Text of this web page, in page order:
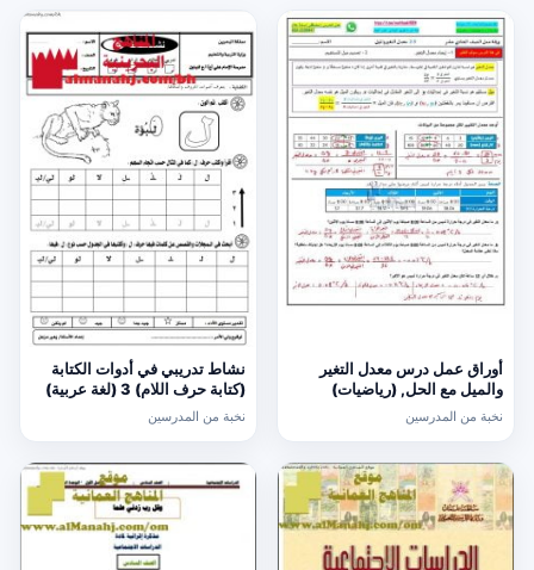
أوراق عمل درس معدل التغير
والميل مع الحل, (رياضيات)
الحادي عشر العام
نخبة من المدرسين
نشاط تدريبي في أدوات الكتابة
(كتابة حرف اللام) 3 (لغة عربية)
نخبة من المدرسين